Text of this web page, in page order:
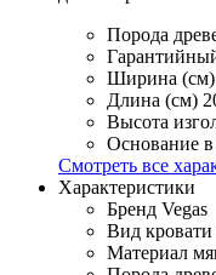
Порода
Ширина (см)
Длина (см)
Высота
Основание в
Смотреть все
Характеристики
Бренд Vegas
Вид кровати
Материал